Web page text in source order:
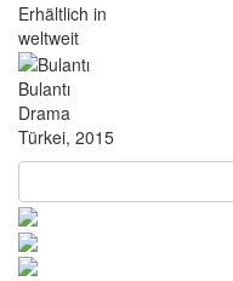
Erhältlich in
weltweit
Bulantı
Drama
Türkei, 2015